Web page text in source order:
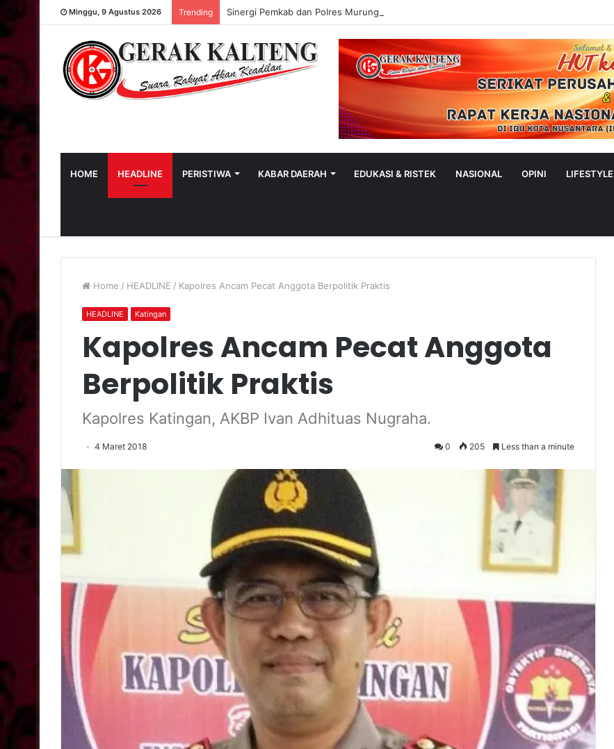
Minggu, 9 Agustus 2026 Trending Sinergi Pemkab dan Polres Murung Raya
HOME HEADLINE PERISTIWA KABAR DAERAH EDUKASI & RISTEK NASIONAL OPINI LIFESTYLE
Home / HEADLINE / Kapolres Ancam Pecat Anggota Berpolitik Praktis
HEADLINE Katingan
Kapolres Ancam Pecat Anggota
Berpolitik Praktis
Kapolres Katingan, AKBP Ivan Adhituas Nugraha.
4 Maret 2018 0 205 Less than a minute